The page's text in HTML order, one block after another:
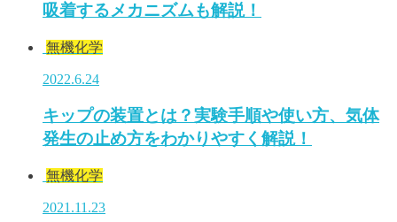
吸着するメカニズムも解説！
無機化学
2022.6.24
キップの装置とは？実験手順や使い方、気体
発生の止め方をわかりやすく解説！
無機化学
2021.11.23